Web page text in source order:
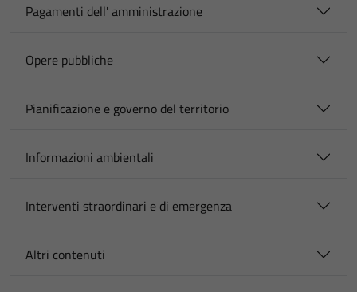
Pagamenti dell' amministrazione
Opere pubbliche
Pianificazione e governo del territorio
Informazioni ambientali
Interventi straordinari e di emergenza
Altri contenuti